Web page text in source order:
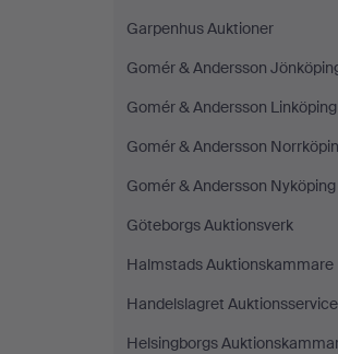
Garpenhus Auktioner
Gomér & Andersson
Gomér & Andersson Linköping
Gomér & Andersson
Gomér & Andersson Nyköping
Göteborgs Auktionsverk
Halmstads Auktionskammare
Handelslagret Auktionsservice
Helsingborgs